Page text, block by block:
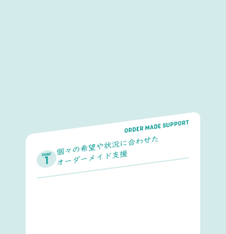
POINT
1
個々の希望や状況に合わせた
オーダーメイド支援
ORDER MADE SUPPORT